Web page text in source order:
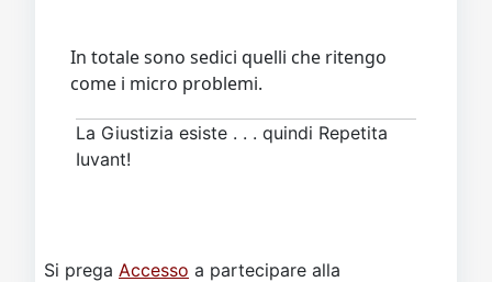
In totale sono sedici quelli che ritengo
come i micro problemi.
La Giustizia esiste . . . quindi Repetita
Iuvant!
Si prega Accesso a partecipare alla